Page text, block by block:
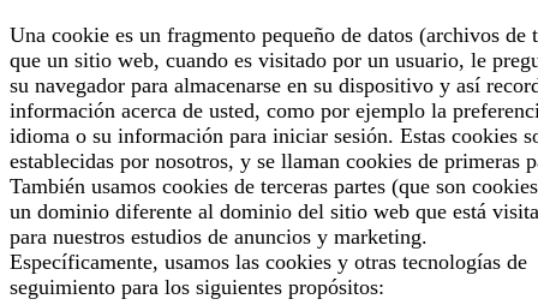
Una cookie es un fragmento pequeño de datos (archivos de
que un sitio web, cuando es visitado por un usuario, le
su navegador para almacenarse en su dispositivo y así
información acerca de usted, como por ejemplo la
idioma o su información para iniciar sesión. Estas cookies
establecidas por nosotros, y se llaman cookies de primeras
También usamos cookies de terceras partes (que son
un dominio diferente al dominio del sitio web que está
para nuestros estudios de anuncios y marketing.
Específicamente, usamos las cookies y otras tecnologías de
seguimiento para los siguientes propósitos: